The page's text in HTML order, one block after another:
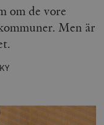
om de vore
Men är